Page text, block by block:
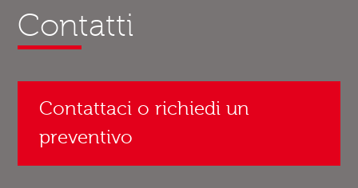
Contatti
Contattaci o richiedi un
preventivo